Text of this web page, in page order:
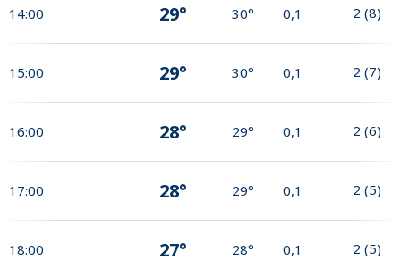
14:00 29° 30° 0,1 2 (8)
15:00 29° 30° 0,1 2 (7)
16:00 28° 29° 0,1 2 (6)
17:00 28° 29° 0,1 2 (5)
18:00 27° 28° 0,1 2 (5)